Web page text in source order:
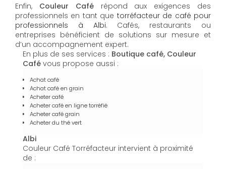
Enfin, Couleur Caférépond aux exigences des
professionnels en tant que torréfacteur de café pour
professionnels à Albi. Cafés, restaurants ou
entreprises bénéficient de solutions sur mesure et
d’un accompagnement expert.
En plus de ses services : Boutique café, Couleur
Café vous propose aussi :
Achat café
Achat café en grain
Acheter café
Acheter café en ligne torréfié
Acheter café grain
Acheter du thé vert
Albi
Couleur Café Torréfacteur intervient à proximité
de :